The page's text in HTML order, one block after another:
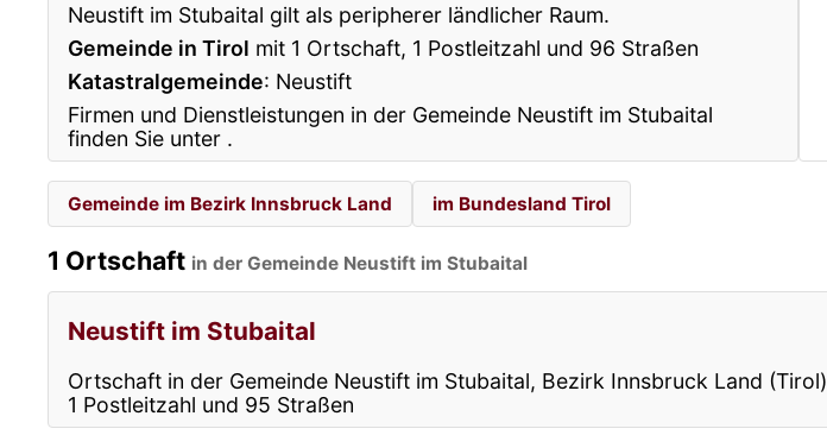
Neustift im Stubaital gilt als peripherer ländlicher Raum.
Gemeinde in Tirol mit 1 Ortschaft, 1 Postleitzahl und 96 Straßen
Katastralgemeinde: Neustift
Firmen und Dienstleistungen in der Gemeinde Neustift im Stubaital
finden Sie unter .
Gemeinde im Bezirk Innsbruck Land im Bundesland Tirol
1 Ortschaft in der Gemeinde Neustift im Stubaital
Neustift im Stubaital
Ortschaft in der Gemeinde Neustift im Stubaital, Bezirk Innsbruck Land (Tirol)
1 Postleitzahl und 95 Straßen